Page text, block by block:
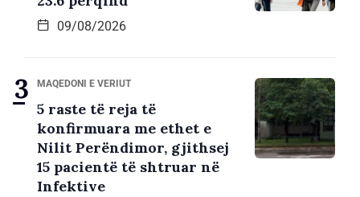
09/08/2026
MAQEDONI E VERIUT
5 raste të reja të
konfirmuara me ethet e
Nilit Perëndimor, gjithsej
15 pacientë të shtruar në
Infektive